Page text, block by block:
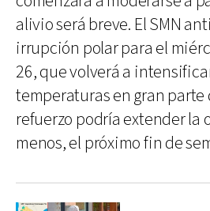
alivio será breve. El SMN
irrupción polar para el
26, que volverá a
temperaturas en gran parte
refuerzo podría extender la
menos, el próximo fin de